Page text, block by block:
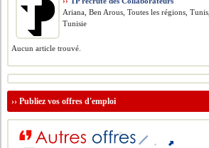
Ariana, Ben Arous, Toutes les régions, Tunis,
Tunisie
Aucun article trouvé.
››Publiez vos offres d'emploi